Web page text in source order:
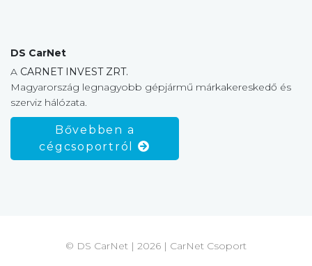
DS CarNet
A CARNET INVEST ZRT.
Magyarország legnagyobb gépjármű márkakereskedő és
szerviz hálózata.
Bővebben a
cégcsoportról
© DS CarNet | 2026 | CarNet Csoport